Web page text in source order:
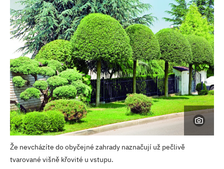
Že nevcházíte do obyčejné zahrady naznačují už pečlivě
tvarované višně křovité u vstupu.